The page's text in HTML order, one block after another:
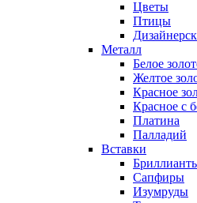
Цветы
Птицы
Металл
Белое
Желтое
Красное
Красное с
Платина
Палладий
Вставки
Сапфиры
Изумруды